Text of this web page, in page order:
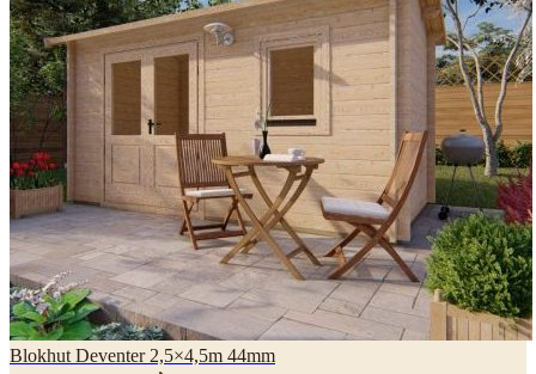
Blokhut Deventer 2,5×4,5m 44mm